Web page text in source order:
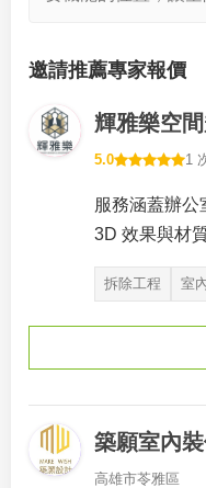
邀請推薦專家報價
輝雅樂空
5.0 1
服務涵蓋辦公
3D 效果與材
拆除工程 室
築願室內
高雄市苓雅區